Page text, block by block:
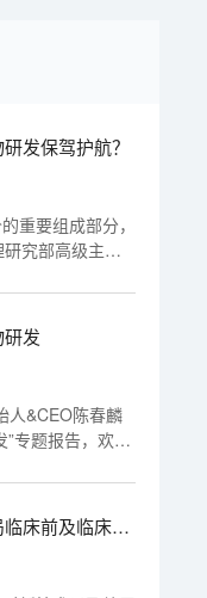
发保驾护航？
重要组成部分，
究部高级主任
在毒性病理领域
频。
研发
人&CEO陈春麟
专题报告，欢迎
床前及临床资